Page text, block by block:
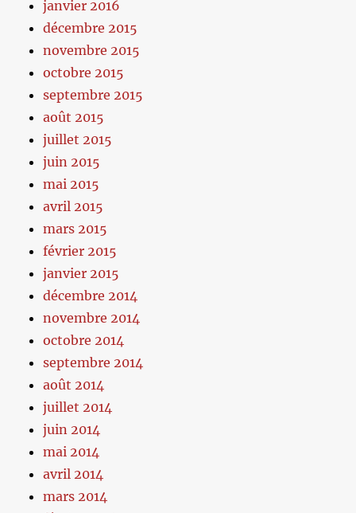
janvier 2016
décembre 2015
novembre 2015
octobre 2015
septembre 2015
août 2015
juillet 2015
juin 2015
mai 2015
avril 2015
mars 2015
février 2015
janvier 2015
décembre 2014
novembre 2014
octobre 2014
septembre 2014
août 2014
juillet 2014
juin 2014
mai 2014
avril 2014
mars 2014